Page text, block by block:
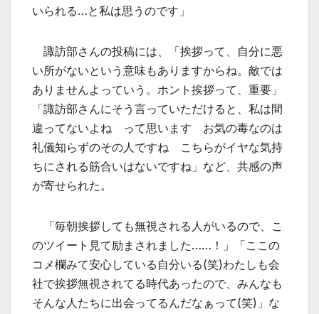
いられる…と私は思うのです」
諏訪部さんの投稿には、「挨拶って、自分に悪
い所がないという意味もありますからね。敵では
ありませんよっていう。ホント挨拶って、重要」
「諏訪部さんにそう言っていただけると、私は間
違ってないよね って思います お気の毒なのは
礼儀知らずのその人ですね こちらがイヤな気持
ちにされる筋合いはないですね」など、共感の声
が寄せられた。
「毎朝挨拶しても無視される人がいるので、こ
のツイート見て励まされました……！」「ここの
コメ欄みて安心している自分いる(笑)わたしも会
社で挨拶無視されてる時代あったので、みんなも
そんな人たちに出会ってるんだなぁって(笑)」な